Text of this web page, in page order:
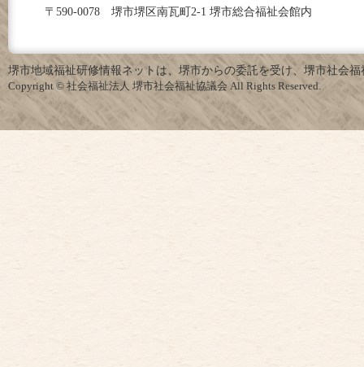
〒590-0078 堺市堺区南瓦町2-1 堺市総合福祉会館内
堺市地域福祉研修情報ネットは、堺市からの委託を受け、堺市社会
Copyright © 社会福祉法人 堺市社会福祉協議会 All Rights Reserved.